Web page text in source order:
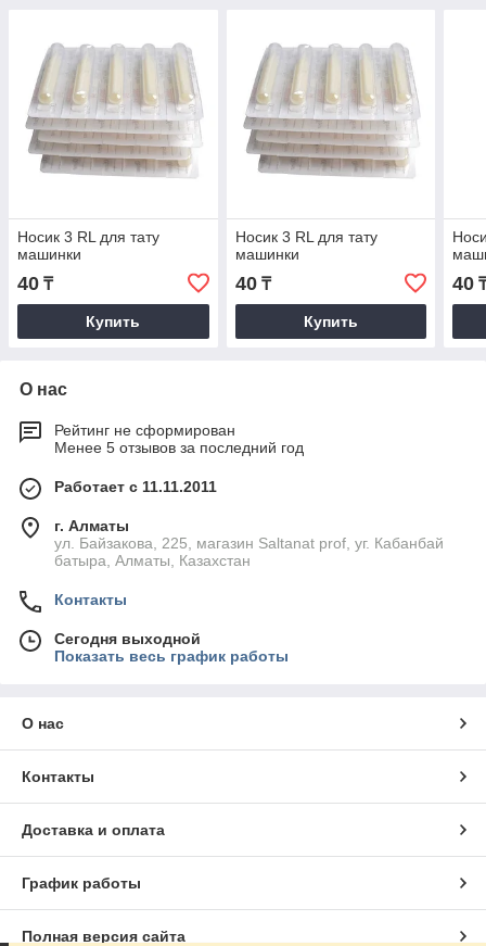
Носик 3 RL для тату
машинки
40 ₸
Купить
Носик 3 RL для тату
машинки
40₸
Купить
40
О нас
Рейтинг не сформирован
Менее 5 отзывов за последний год
Работает с 11.11.2011
г. Алматы
ул. Байзакова, 225, магазин Saltanat prof, уг. Кабанбай
батыра, Алматы, Казахстан
Контакты
Сегодня выходной
Показать весь график работы
О нас
Контакты
Доставка и оплата
График работы
Полная версия сайта